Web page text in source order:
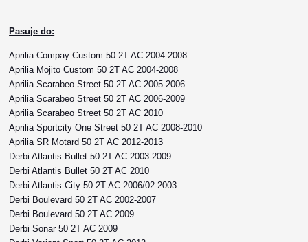
Pasuje do:
Aprilia Compay Custom 50 2T AC 2004-2008
Aprilia Mojito Custom 50 2T AC 2004-2008
Aprilia Scarabeo Street 50 2T AC 2005-2006
Aprilia Scarabeo Street 50 2T AC 2006-2009
Aprilia Scarabeo Street 50 2T AC 2010
Aprilia Sportcity One Street 50 2T AC 2008-2010
Aprilia SR Motard 50 2T AC 2012-2013
Derbi Atlantis Bullet 50 2T AC 2003-2009
Derbi Atlantis Bullet 50 2T AC 2010
Derbi Atlantis City 50 2T AC 2006/02-2003
Derbi Boulevard 50 2T AC 2002-2007
Derbi Boulevard 50 2T AC 2009
Derbi Sonar 50 2T AC 2009